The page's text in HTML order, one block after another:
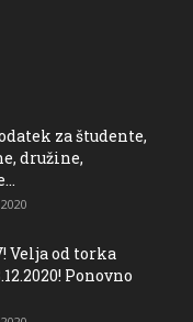
za študente,
družine,
Velja od torka
Ponovno